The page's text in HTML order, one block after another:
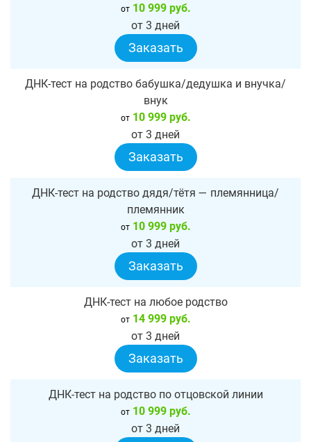
от10 999 руб.
от 3 дней
Заказать
ДНК-тест на родство бабушка/дедушка и внучка/
внук
от10 999 руб.
от 3 дней
Заказать
ДНК-тест на родство дядя/тётя — племянница/
племянник
от10 999 руб.
от 3 дней
Заказать
ДНК-тест на любое родство
от14 999 руб.
от 3 дней
Заказать
ДНК-тест на родство по отцовской линии
от10 999 руб.
от 3 дней